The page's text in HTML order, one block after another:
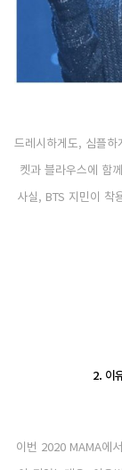
드레시하게도, 심플
켓과 블라우스에 함
사실, BTS 지민이 착
2. 이
이번 2020 MAMA에